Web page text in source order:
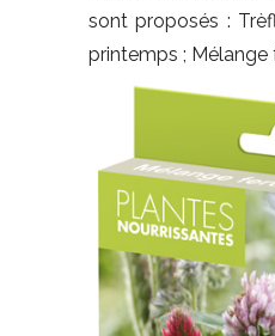
sont proposés :
printemps ; Mélange